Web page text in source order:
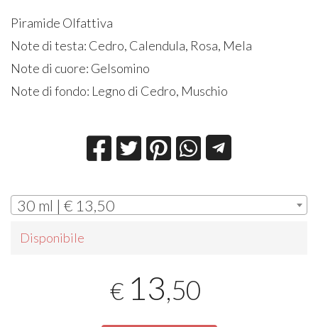
Piramide Olfattiva
Note di testa: Cedro, Calendula, Rosa, Mela
Note di cuore: Gelsomino
Note di fondo: Legno di Cedro, Muschio
30 ml | € 13,50
Disponibile
€ 13,50